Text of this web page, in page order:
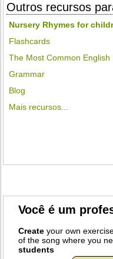
Outros recursos
Nursery Rhymes for
Flashcards
The Most Common English
Grammar
Blog
Mais recursos...
Você é um
Create your own
of the song where you
students